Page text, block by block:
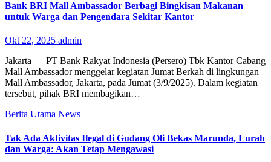
Bank BRI Mall Ambassador Berbagi Bingkisan Makanan
untuk Warga dan Pengendara Sekitar Kantor
Okt 22, 2025 admin
Jakarta — PT Bank Rakyat Indonesia (Persero) Tbk Kantor Cabang
Mall Ambassador menggelar kegiatan Jumat Berkah di lingkungan
Mall Ambassador, Jakarta, pada Jumat (3/9/2025). Dalam kegiatan
tersebut, pihak BRI membagikan…
Berita Utama News
Tak Ada Aktivitas Ilegal di Gudang Oli Bekas Marunda, Lurah
dan Warga: Akan Tetap Mengawasi